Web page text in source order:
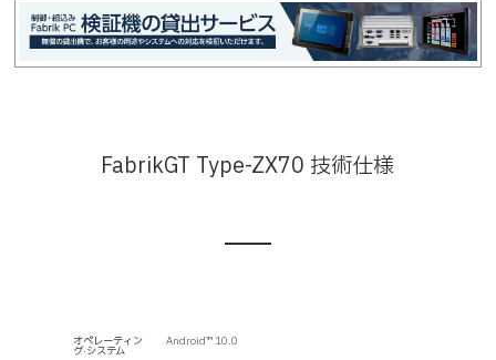
FabrikGT Type-ZX70 技術仕様
オペレーティン
グ·システム
Android™ 10.0